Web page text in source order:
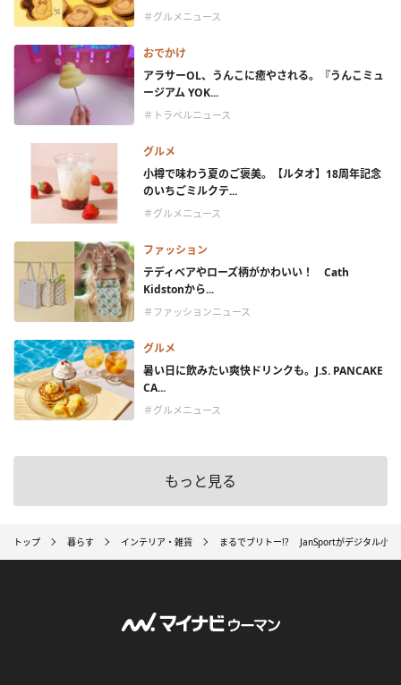
＃グルメニュース
おでかけ
アラサーOL、うんこに癒やされる。『うんこミュ
ージアム YOK...
＃トラベルニュース
グルメ
小樽で味わう夏のご褒美。【ルタオ】18周年記念
のいちごミルクテ...
＃グルメニュース
ファッション
テディベアやローズ柄がかわいい！ Cath
Kidstonから...
＃ファッションニュース
グルメ
暑い日に飲みたい爽快ドリンクも。J.S. PANCAKE
CA...
＃グルメニュース
もっと見る
トップ 暮らす インテリア・雑貨 まるでブリトー!? JanSportがデジタル小物